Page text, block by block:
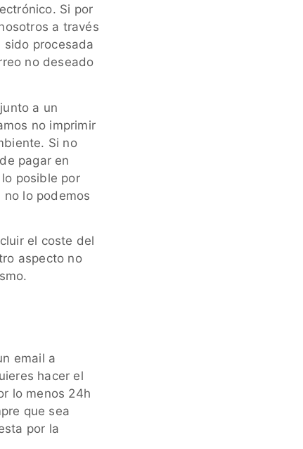
Si por
a través
sido procesada
no deseado
a un
no imprimir
Si no
pagar en
posible por
lo podemos
el coste del
aspecto no
email a
hacer el
lo menos 24h
que sea
por la